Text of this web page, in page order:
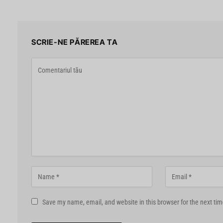
SCRIE-NE PĂREREA TA
Save my name, email, and website in this browser for the next